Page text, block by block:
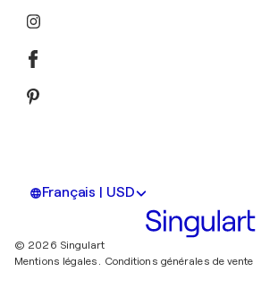
Français | USD
© 2026 Singulart
Mentions légales. Conditions générales de vente